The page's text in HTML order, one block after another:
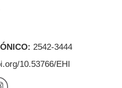
2542-3444
10.53766/EHI